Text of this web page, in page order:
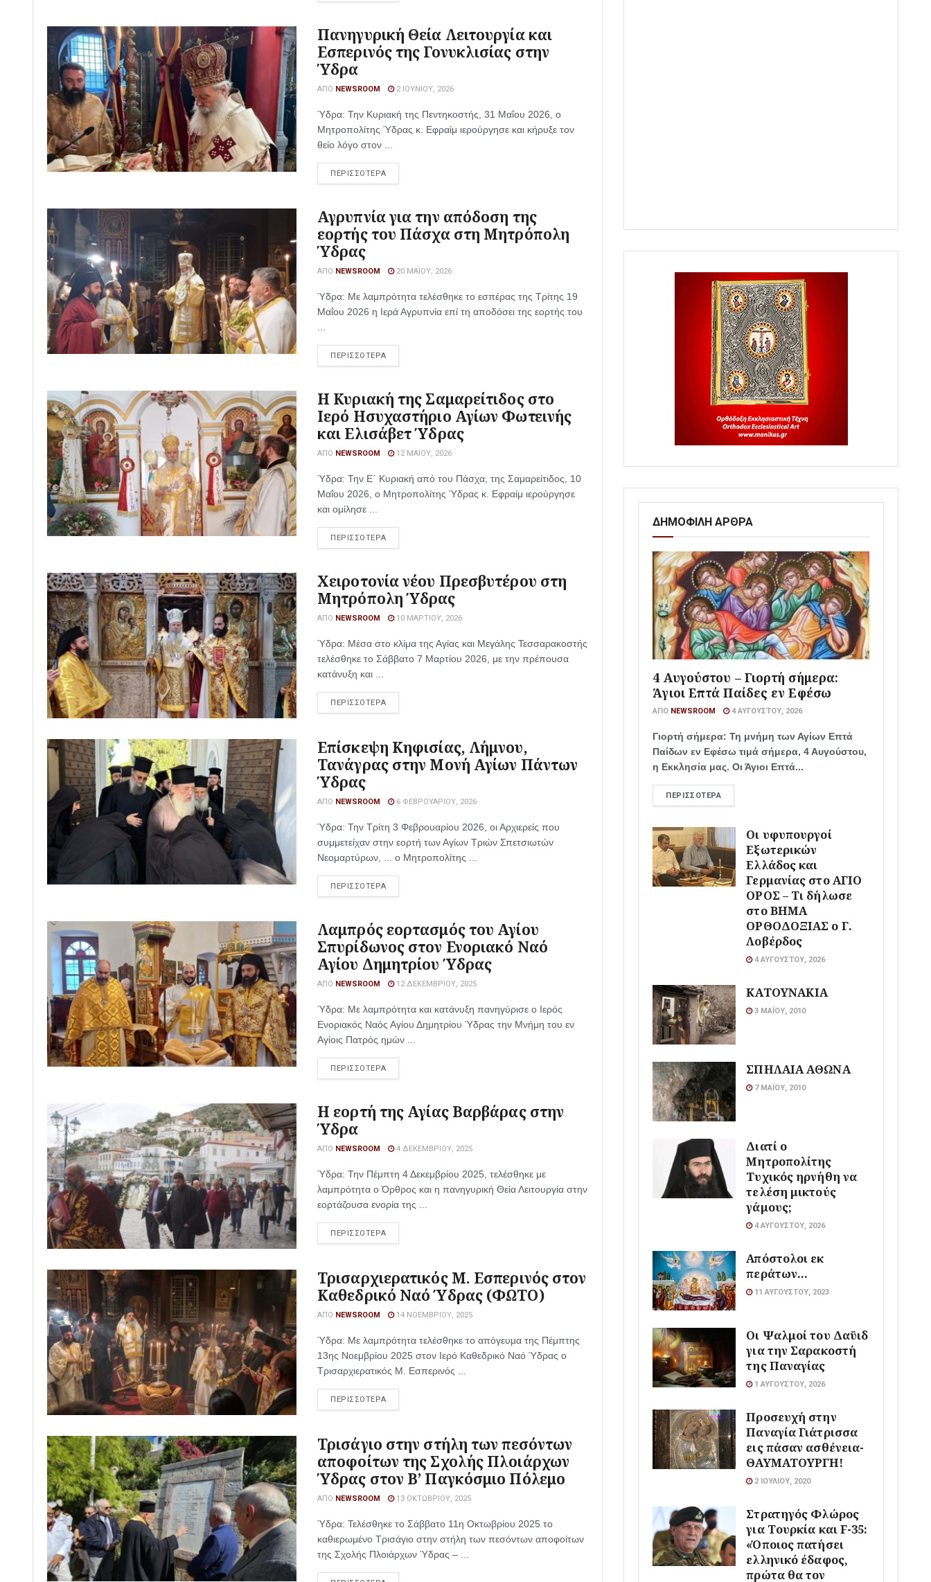
Πανηγυρική Θεία Λειτουργία και
Εσπερινός της Γονυκλισίας στην
Ύδρα
ΑΠΌ NEWSROOM 2 ΙΟΥΝΊΟΥ, 2026
Ύδρα: Την Κυριακή της Πεντηκοστής, 31 Μαΐου 2026, ο
Μητροπολίτης Ύδρας κ. Εφραίμ ιερούργησε και κήρυξε τον
θείο λόγο στον ...
ΠΕΡΙΣΣΟΤΕΡΑ
Αγρυπνία για την απόδοση της
εορτής του Πάσχα στη Μητρόπολη
Ύδρας
ΑΠΌ NEWSROOM 20 ΜΑΪ́ΟΥ, 2026
Ύδρα: Με λαμπρότητα τελέσθηκε το εσπέρας της Τρίτης 19
Μαΐου 2026 η Ιερά Αγρυπνία επί τη αποδόσει της εορτής του
ΠΕΡΙΣΣΟΤΕΡΑ
Η Κυριακή της Σαμαρείτιδος στο
Ιερό Ησυχαστήριο Αγίων Φωτεινής
και Ελισάβετ Ύδρας
ΑΠΌ NEWSROOM 12 ΜΑΪ́ΟΥ, 2026
Ύδρα: Την Ε΄ Κυριακή από του Πάσχα, της Σαμαρείτιδος, 10
Μαΐου 2026, ο Μητροπολίτης Ύδρας κ. Εφραίμ ιερούργησε
και ομίλησε ...
ΠΕΡΙΣΣΟΤΕΡΑ
Χειροτονία νέου Πρεσβυτέρου στη
Μητρόπολη Ύδρας
ΑΠΌ NEWSROOM 10 ΜΑΡΤΊΟΥ, 2026
Ύδρα: Μέσα στο κλίμα της Αγίας και Μεγάλης Τεσσαρακοστής
τελέσθηκε το Σάββατο 7 Μαρτίου 2026, με την πρέπουσα
κατάνυξη και ...
ΠΕΡΙΣΣΟΤΕΡΑ
Επίσκεψη Κηφισίας, Λήμνου,
Τανάγρας στην Μονή Αγίων Πάντων
Ύδρας
ΑΠΌ NEWSROOM 6 ΦΕΒΡΟΥΑΡΊΟΥ, 2026
Ύδρα: Την Τρίτη 3 Φεβρουαρίου 2026, οι Αρχιερείς που
συμμετείχαν στην εορτή των Αγίων Τριών Σπετσιωτών
Νεομαρτύρων, ... ο Μητροπολίτης ...
ΠΕΡΙΣΣΟΤΕΡΑ
Λαμπρός εορτασμός του Αγίου
Σπυρίδωνος στον Ενοριακό Ναό
Αγίου Δημητρίου Ύδρας
ΑΠΌ NEWSROOM 12 ΔΕΚΕΜΒΡΊΟΥ, 2025
Ύδρα: Με λαμπρότητα και κατάνυξη πανηγύρισε ο Ιερός
Ενοριακός Ναός Αγίου Δημητρίου Ύδρας την Μνήμη του εν
Αγίοις Πατρός ημών ...
ΠΕΡΙΣΣΟΤΕΡΑ
Η εορτή της Αγίας Βαρβάρας στην
Ύδρα
ΑΠΌ NEWSROOM 4 ΔΕΚΕΜΒΡΊΟΥ, 2025
Ύδρα: Την Πέμπτη 4 Δεκεμβρίου 2025, τελέσθηκε με
λαμπρότητα ο Όρθρος και η πανηγυρική Θεία Λειτουργία στην
εορτάζουσα ενορία της ...
ΠΕΡΙΣΣΟΤΕΡΑ
Τρισαρχιερατικός Μ. Εσπερινός στον
Καθεδρικό Ναό Ύδρας (ΦΩΤΟ)
ΑΠΌ NEWSROOM 14 ΝΟΕΜΒΡΊΟΥ, 2025
Ύδρα: Με λαμπρότητα τελέσθηκε το απόγευμα της Πέμπτης
13ης Νοεμβρίου 2025 στον Ιερό Καθεδρικό Ναό Ύδρας ο
Τρισαρχιερατικός Μ. Εσπερινός ...
ΠΕΡΙΣΣΟΤΕΡΑ
Τρισάγιο στην στήλη των πεσόντων
αποφοίτων της Σχολής Πλοιάρχων
Ύδρας στον Β’ Παγκόσμιο Πόλεμο
ΑΠΌ NEWSROOM 13 ΟΚΤΩΒΡΊΟΥ, 2025
Ύδρα: Τελέσθηκε το Σάββατο 11η Οκτωβρίου 2025 το
καθιερωμένο Τρισάγιο στην στήλη των πεσόντων αποφοίτων
της Σχολής Πλοιάρχων Ύδρας – ...
ΔΗΜΟΦΙΛΗ ΑΡΘΡΑ
4 Αυγούστου – Γιορτή σήμερα:
Άγιοι Επτά Παίδες εν Εφέσω
ΑΠΌ NEWSROOM 4 ΑΥΓΟΎΣΤΟΥ, 2026
Γιορτή σήμερα: Τη μνήμη των Αγίων Επτά
Παίδων εν Εφέσω τιμά σήμερα, 4 Αυγούστου,
η Εκκλησία μας. Οι Άγιοι Επτά...
ΠΕΡΙΣΣΌΤΕΡΑ
Οι υφυπουργοί
Εξωτερικών
Ελλάδος και
Γερμανίας στο ΑΓΙΟ
ΟΡΟΣ – Τι δήλωσε
στο ΒΗΜΑ
ΟΡΘΟΔΟΞΙΑΣ ο Γ.
Λοβέρδος
4 ΑΥΓΟΎΣΤΟΥ, 2026
ΚΑΤΟΥΝΑΚΙΑ
3 ΜΑΪ́ΟΥ, 2010
ΣΠΗΛΑΙΑ ΑΘΩΝΑ
7 ΜΑΪ́ΟΥ, 2010
Διατί ο
Μητροπολίτης
Τυχικός ηρνήθη να
τελέση μικτούς
γάμους;
4 ΑΥΓΟΎΣΤΟΥ, 2026
Απόστολοι εκ
περάτων…
11 ΑΥΓΟΎΣΤΟΥ, 2023
Οι Ψαλμοί του Δαϋιδ
για την Σαρακοστή
της Παναγίας
1 ΑΥΓΟΎΣΤΟΥ, 2026
Προσευχή στην
Παναγία Γιάτρισσα
εις πάσαν ασθένεια-
ΘΑΥΜΑΤΟΥΡΓΗ!
2 ΙΟΥΛΊΟΥ, 2020
Στρατηγός Φλώρος
για Τουρκία και F-35:
«Όποιος πατήσει
ελληνικό έδαφος,
πρώτα θα τον